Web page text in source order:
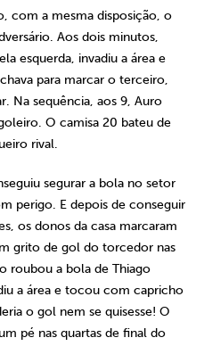
com a mesma disposição, o
Aos dois minutos,
esquerda, invadiu a área e
para marcar o terceiro,
Na sequência, aos 9, Auro
O camisa 20 bateu de
rival.
segurar a bola no setor
perigo. E depois de conseguir
os donos da casa marcaram
grito de gol do torcedor nas
roubou a bola de Thiago
a área e tocou com capricho
o gol nem se quisesse! O
pé nas quartas de final do